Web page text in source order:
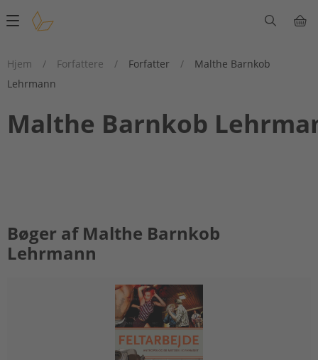
Main
Hjem
/ Forfattere / Forfatter /
Malthe Barnkob
Lehrmann
Malthe Barnkob
Bøger af Malthe Barnkob
Lehrmann